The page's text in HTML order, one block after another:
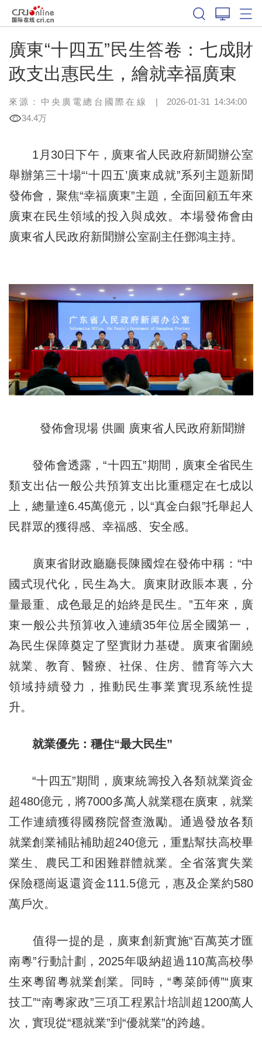
廣東“十四五”民生答卷：七成財
政支出惠民生，繪就幸福廣東
來源：中央廣電總台國際在線 | 2026-01-31 14:34:00
34.4万
1月30日下午，廣東省人民政府新聞辦公室
舉辦第三十場“‘十四五’廣東成就”系列主題新聞
發佈會，聚焦“幸福廣東”主題，全面回顧五年來
廣東在民生領域的投入與成效。本場發佈會由
廣東省人民政府新聞辦公室副主任鄧鴻主持。
發佈會現場 供圖 廣東省人民政府新聞辦
發佈會透露，“十四五”期間，廣東全省民生
類支出佔一般公共預算支出比重穩定在七成以
上，總量達6.45萬億元，以“真金白銀”托舉起人
民群眾的獲得感、幸福感、安全感。
廣東省財政廳廳長陳國煌在發佈中稱：“中
國式現代化，民生為大。廣東財政賬本裏，分
量最重、成色最足的始終是民生。”五年來，廣
東一般公共預算收入連續35年位居全國第一，
為民生保障奠定了堅實財力基礎。廣東省圍繞
就業、教育、醫療、社保、住房、體育等六大
領域持續發力，推動民生事業實現系統性提
升。
就業優先：穩住“最大民生”
“十四五”期間，廣東統籌投入各類就業資金
超480億元，將7000多萬人就業穩在廣東，就業
工作連續獲得國務院督查激勵。通過發放各類
就業創業補貼補助超240億元，重點幫扶高校畢
業生、農民工和困難群體就業。全省落實失業
保險穩崗返還資金111.5億元，惠及企業約580
萬戶次。
值得一提的是，廣東創新實施“百萬英才匯
南粵”行動計劃，2025年吸納超過110萬高校學
生來粵留粵就業創業。同時，“粵菜師傅”“廣東
技工”“南粵家政”三項工程累計培訓超1200萬人
次，實現從“穩就業”到“優就業”的跨越。